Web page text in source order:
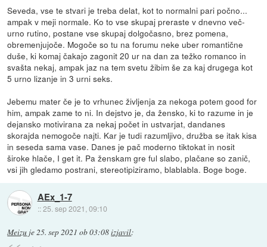
Seveda, vse te stvari je treba delat, kot to normalni pari počno...
ampak v meji normale. Ko to vse skupaj preraste v dnevno več-
urno rutino, postane vse skupaj dolgočasno, brez pomena,
obremenjujoče. Mogoče so tu na forumu neke uber romantične
duše, ki komaj čakajo zagonit 20 ur na dan za težko romanco in
svašta nekaj, ampak jaz na tem svetu žibim še za kaj drugega kot
5 urno lizanje in 3 urni seks.
Jebemu mater če je to vrhunec življenja za nekoga potem good for
him, ampak zame to ni. In dejstvo je, da žensko, ki to razume in je
dejansko motivirana za nekaj počet in ustvarjat, dandanes
skorajda nemogoče najti. Kar je tudi razumljivo, družba se itak kisa
in seseda sama vase. Danes je pač moderno tiktokat in nosit
široke hlače, I get it. Pa ženskam gre ful slabo, plačane so zanič,
vsi jih gledamo postrani, stereotipiziramo, blablabla. Boge boge.
AEx_1-7
::25. sep 2021, 09:10
Meizu je25. sep 2021 ob 03:08izjavil: